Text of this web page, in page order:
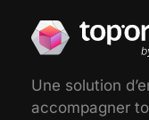
Une solution
accompagner